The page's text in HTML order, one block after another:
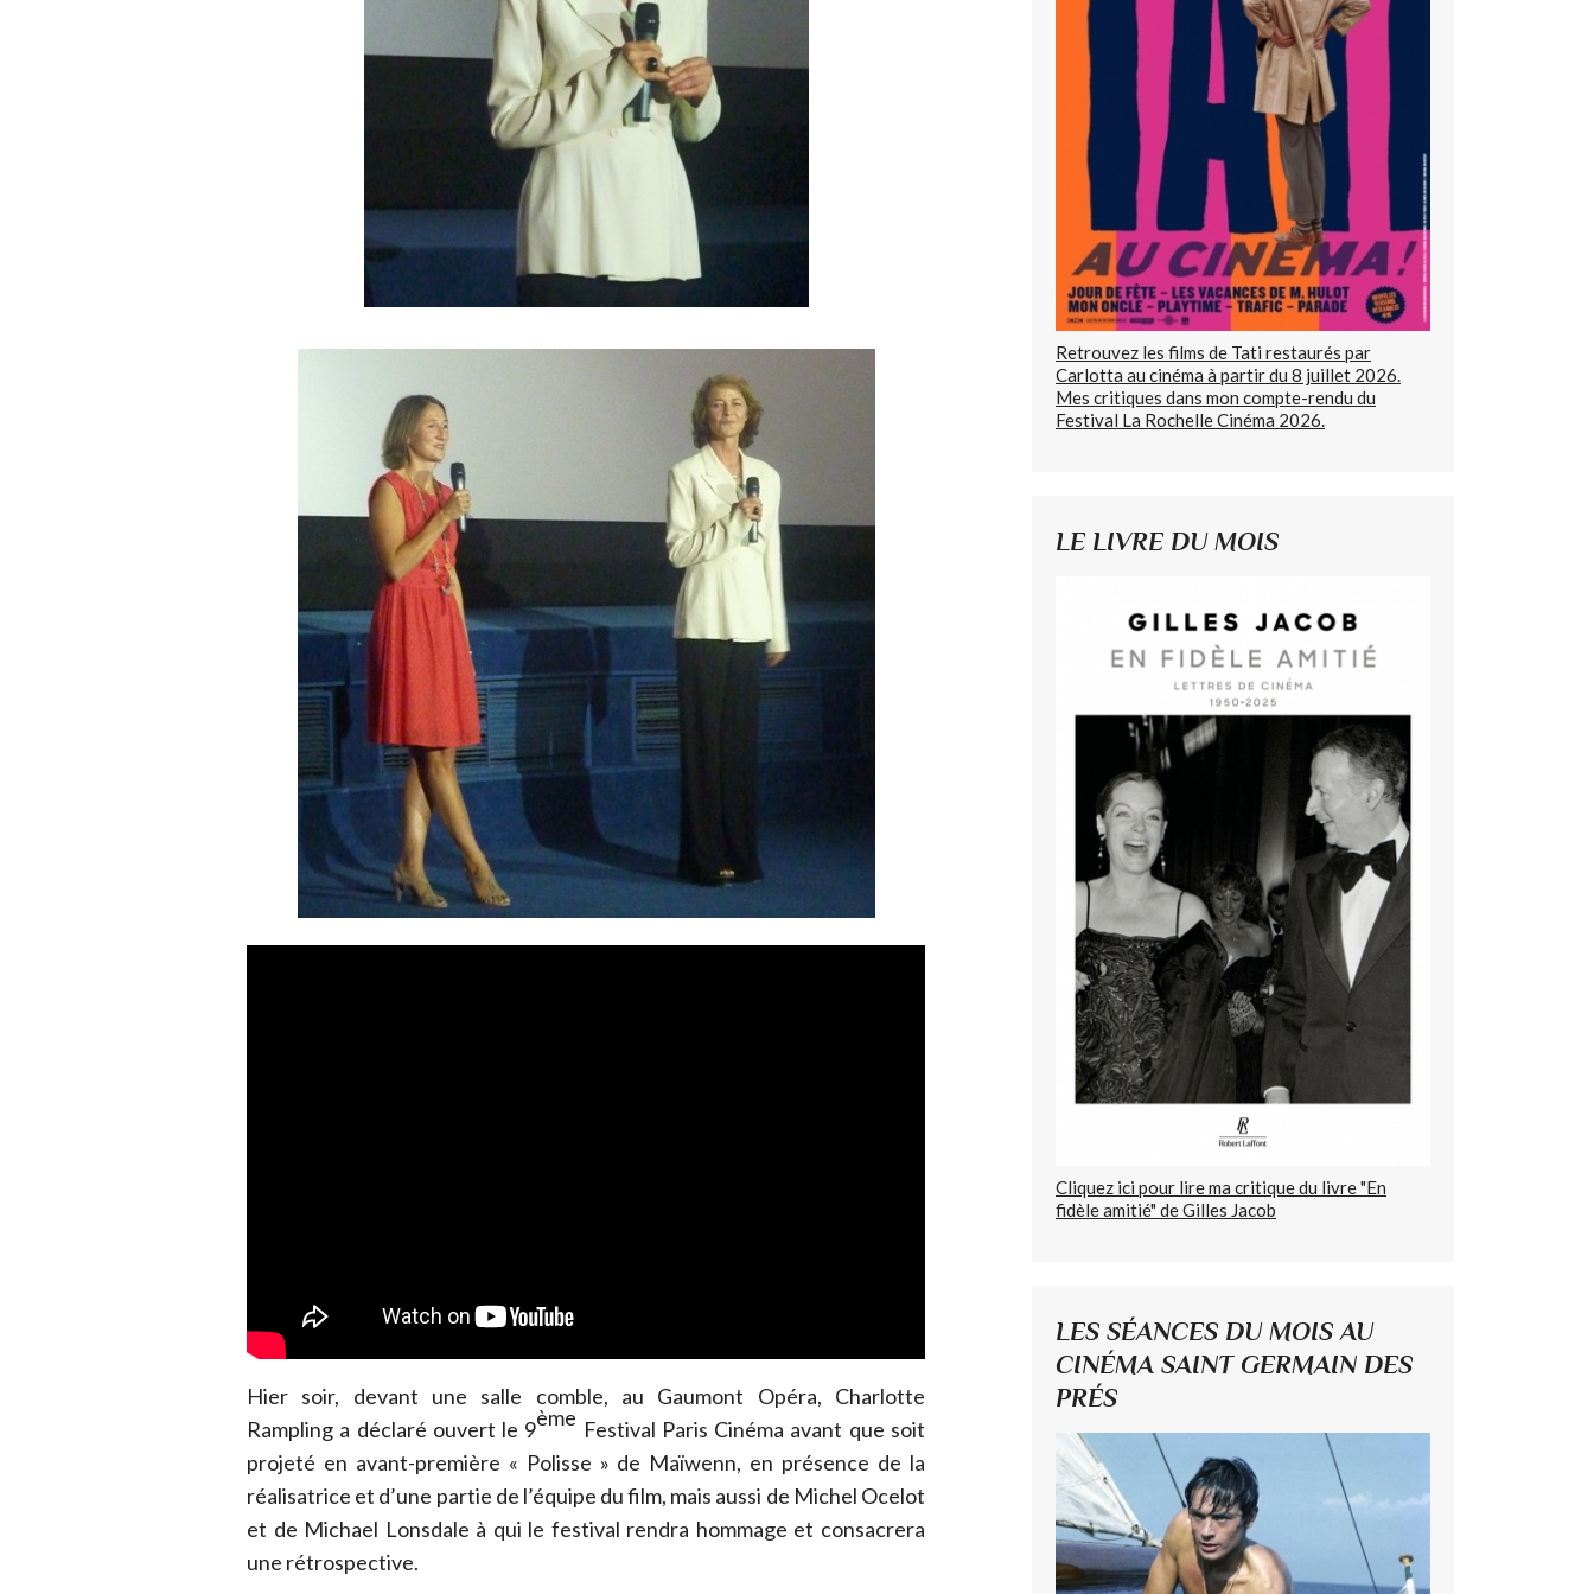
Hier soir, devant une salle comble, au Gaumont Opéra, Charlotte
Rampling a déclaré ouvert le 9ème Festival Paris Cinéma avant que soit
projeté en avant-première « Polisse » de Maïwenn, en présence de la
réalisatrice et d’une partie de l’équipe du film, mais aussi de Michel Ocelot
et de Michael Lonsdale à qui le festival rendra hommage et consacrera
une rétrospective.
Retrouvez les films de Tati restaurés par
Carlotta au cinéma à partir du 8 juillet 2026.
Mes critiques dans mon compte-rendu du
Festival La Rochelle Cinéma 2026.
LE LIVRE DU MOIS
Cliquez ici pour lire ma critique du livre "En
fidèle amitié" de Gilles Jacob
LES SÉANCES DU MOIS AU
CINÉMA SAINT GERMAIN DES
PRÉS